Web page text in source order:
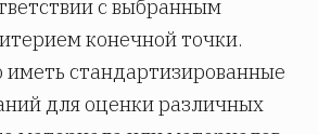
с выбранным
конечной точки.
стандартизированные
для оценки различных